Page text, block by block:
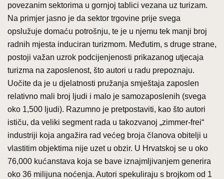
povezanim sektorima u gornjoj tablici vezana uz turizam.
Na primjer jasno je da sektor trgovine prije svega
opslužuje domaću potrošnju, te je u njemu tek manji broj
radnih mjesta induciran turizmom. Međutim, s druge strane,
postoji važan uzrok podcijenjenosti prikazanog utjecaja
turizma na zaposlenost, što autori u radu prepoznaju.
Uočite da je u djelatnosti pružanja smještaja zaposlen
relativno mali broj ljudi i malo je samozaposlenih (svega
oko 1,500 ljudi). Razumno je pretpostaviti, kao što autori
ističu, da veliki segment rada u takozvanoj „zimmer-frei“
industriji koja angažira rad većeg broja članova obitelji u
vlastitim objektima nije uzet u obzir. U Hrvatskoj se u oko
76,000 kućanstava koja se bave iznajmljivanjem generira
oko 36 milijuna noćenja. Autori spekuliraju s brojkom od 1